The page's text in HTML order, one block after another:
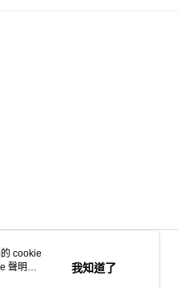
cookie
聲明使
我知道了